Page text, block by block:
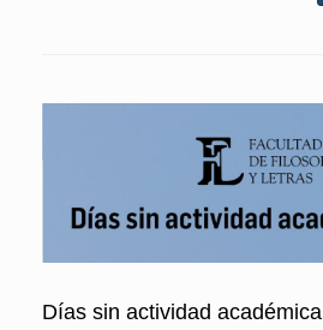
Días sin actividad académica